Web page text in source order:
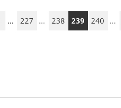
… 227 … 238 239 240 …